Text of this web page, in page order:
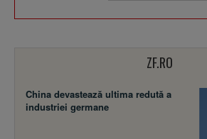
ZF.RO
China devastează ultima redută a
industriei germane